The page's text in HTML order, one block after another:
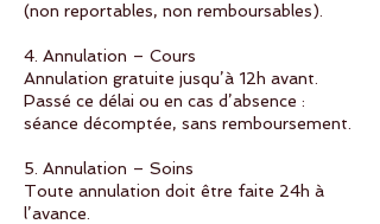
(non reportables, non remboursables).
4. Annulation – Cours
Annulation gratuite jusqu’à 12h avant.
Passé ce délai ou en cas d’absence :
séance décomptée, sans remboursement.
5. Annulation – Soins
Toute annulation doit être faite 24h à
l’avance.